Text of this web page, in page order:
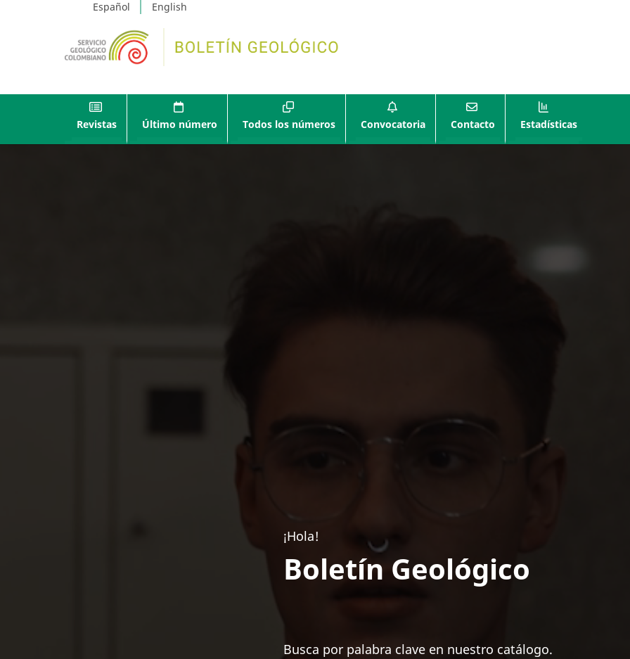
Español English
Revistas Último número Todos los números Convocatoria Contacto Estadísticas
¡Hola!
Boletín Geológico
Busca por palabra clave en nuestro catálogo.